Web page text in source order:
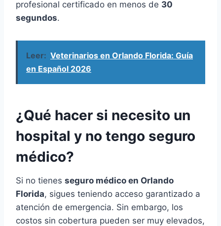
profesional certificado en menos de 30
segundos.
Leer: Veterinarios en Orlando Florida: Guía
en Español 2026
¿Qué hacer si necesito un
hospital y no tengo seguro
médico?
Si no tienes seguro médico en Orlando
Florida, sigues teniendo acceso garantizado a
atención de emergencia. Sin embargo, los
costos sin cobertura pueden ser muy elevados,